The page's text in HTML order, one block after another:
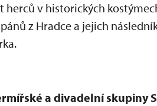
herců v historických
z Hradce a jejich
a divadelní skupiny